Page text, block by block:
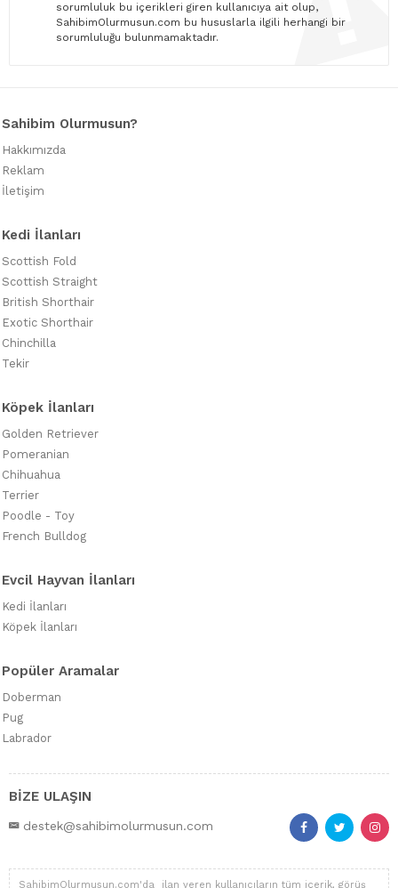
sorumluluk bu içerikleri giren kullanıcıya ait olup,
SahibimOlurmusun.com bu hususlarla ilgili herhangi bir
sorumluluğu bulunmamaktadır.
Sahibim Olurmusun?
Hakkımızda
Reklam
İletişim
Kedi İlanları
Scottish Fold
Scottish Straight
British Shorthair
Exotic Shorthair
Chinchilla
Tekir
Köpek İlanları
Golden Retriever
Pomeranian
Chihuahua
Terrier
Poodle - Toy
French Bulldog
Evcil Hayvan İlanları
Kedi İlanları
Köpek İlanları
Popüler Aramalar
Doberman
Pug
Labrador
BİZE ULAŞIN
destek@sahibimolurmusun.com
SahibimOlurmusun.com'da ilan veren kullanıcıların tüm içerik, görüş